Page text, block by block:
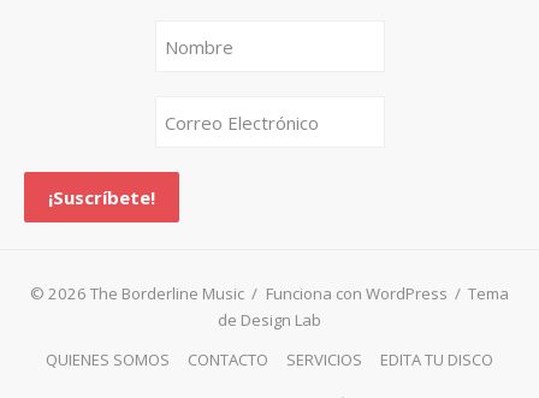
© 2026 The Borderline Music / Funciona con WordPress / Tema
de Design Lab
QUIENES SOMOS
CONTACTO SERVICIOS EDITA TU DISCO